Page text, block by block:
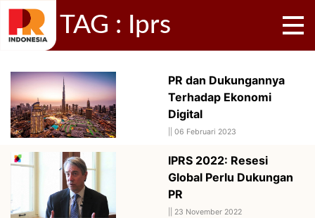
TAG : Iprs
PR dan Dukungannya
Terhadap Ekonomi
Digital
06 Februari 2023
IPRS 2022: Resesi
Global Perlu Dukungan
PR
23 November 2022